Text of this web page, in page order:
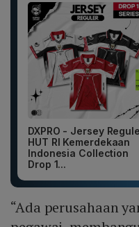
DXPRO - Jersey
HUT RI Kemerdekaan
Indonesia Collection
Drop 1...
“Ada perusahaan